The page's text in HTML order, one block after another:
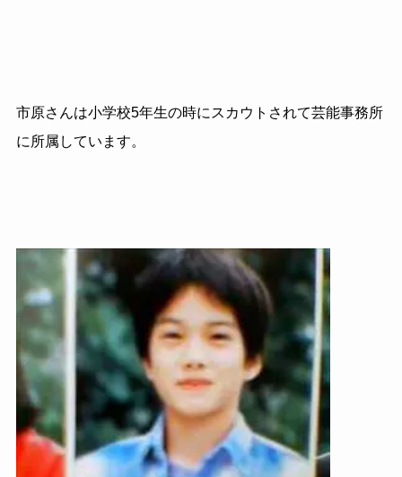
市原さんは小学校5年生の時にスカウトされて芸能事務所
に所属しています。